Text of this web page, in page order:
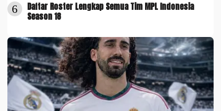
6
Daftar Roster Lengkap Semua Tim MPL Indonesia
Season 18